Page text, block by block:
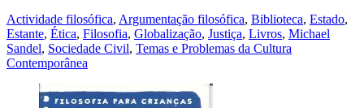
Actividade filosófica, Argumentação filosófica, Biblioteca, Estado,
Estante, Ética, Filosofia, Globalização, Justiça, Livros, Michael
Sandel, Sociedade Civil, Temas e Problemas da Cultura
Contemporânea